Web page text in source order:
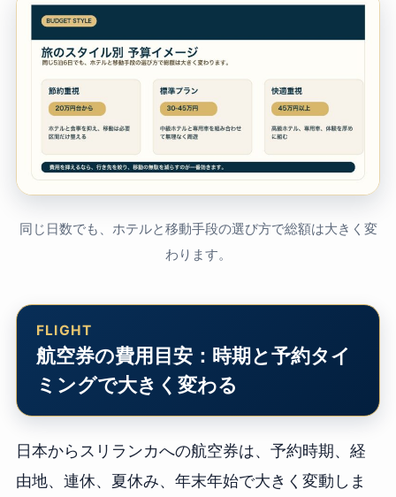
同じ日数でも、ホテルと移動手段の選び方で総額は大きく変
わります。
航空券の費用目安：時期と予約タイ
ミングで大きく変わる
日本からスリランカへの航空券は、予約時期、経
由地、連休、夏休み、年末年始で大きく変動しま